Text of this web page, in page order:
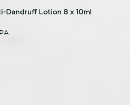
Dandruff Lotion 8 x 10ml
cabelludo con caspa.